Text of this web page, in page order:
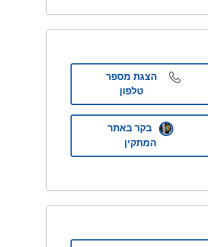
הצגת מספר
טלפון
בקר באתר
המתקין